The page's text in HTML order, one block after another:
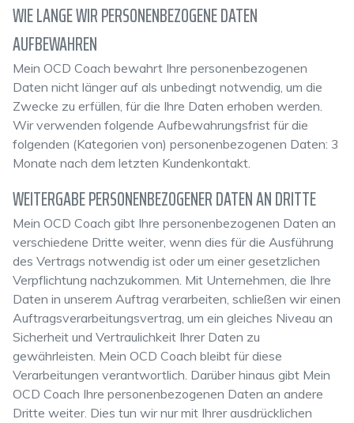
WIE LANGE WIR PERSONENBEZOGENE DATEN
AUFBEWAHREN
Mein OCD Coach bewahrt Ihre personenbezogenen
Daten nicht länger auf als unbedingt notwendig, um die
Zwecke zu erfüllen, für die Ihre Daten erhoben werden.
Wir verwenden folgende Aufbewahrungsfrist für die
folgenden (Kategorien von) personenbezogenen Daten: 3
Monate nach dem letzten Kundenkontakt.
WEITERGABE PERSONENBEZOGENER DATEN AN DRITTE
Mein OCD Coach gibt Ihre personenbezogenen Daten an
verschiedene Dritte weiter, wenn dies für die Ausführung
des Vertrags notwendig ist oder um einer gesetzlichen
Verpflichtung nachzukommen. Mit Unternehmen, die Ihre
Daten in unserem Auftrag verarbeiten, schließen wir einen
Auftragsverarbeitungsvertrag, um ein gleiches Niveau an
Sicherheit und Vertraulichkeit Ihrer Daten zu
gewährleisten. Mein OCD Coach bleibt für diese
Verarbeitungen verantwortlich. Darüber hinaus gibt Mein
OCD Coach Ihre personenbezogenen Daten an andere
Dritte weiter. Dies tun wir nur mit Ihrer ausdrücklichen